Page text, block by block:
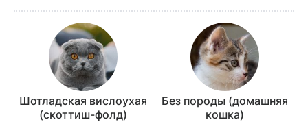
Шотладская вислоухая
(скоттиш-фолд)
Без породы (домашняя
кошка)